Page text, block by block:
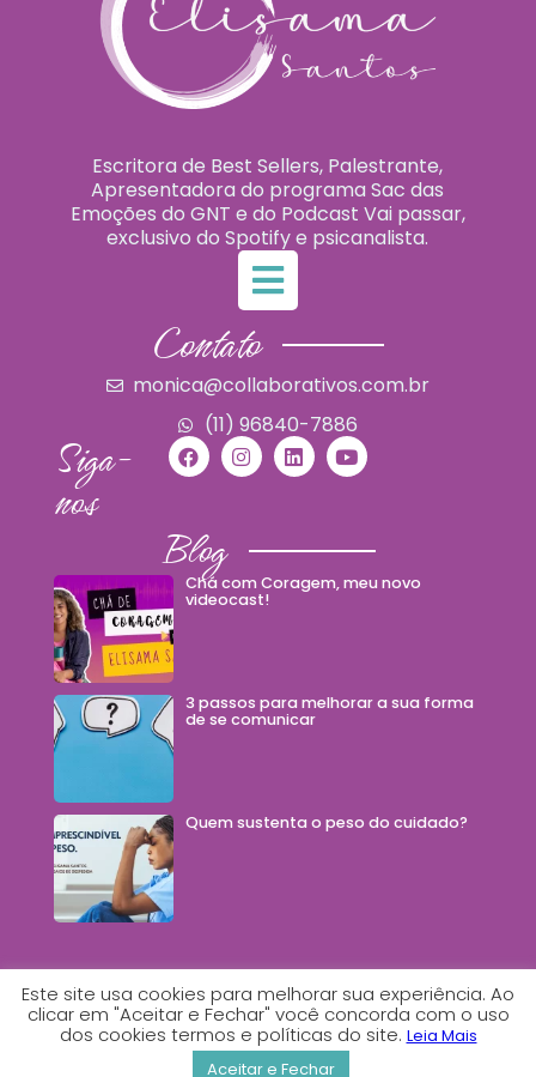
Escritora de Best Sellers, Palestrante,
Apresentadora do programa Sac das
Emoções do GNT e do Podcast Vai passar,
exclusivo do Spotify e psicanalista.
Contato
monica@collaborativos.com.br
(11) 96840-7886
Siga-
nos
Blog
Chá com Coragem, meu novo
videocast!
3 passos para melhorar a sua forma
de se comunicar
Quem sustenta o peso do cuidado?
2026© Todos os direitos reservados - Feito com
por Estúdio Comunica
Este site usa cookies para melhorar sua experiência. Ao
clicar em "Aceitar e Fechar" você concorda com o uso
dos cookies termos e políticas do site. Leia Mais
Aceitar e Fechar